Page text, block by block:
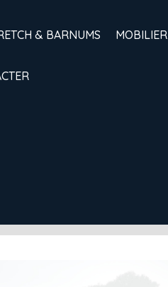
& BARNUMS MOBILIER